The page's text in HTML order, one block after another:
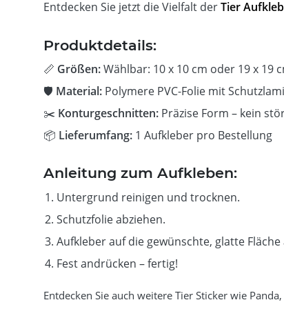
Entdecken Sie jetzt die Vielfalt derTier
Produktdetails:
📏 Größen:Wählbar: 10 x 10 cm oder 19 x 19
🛡️ Material: Polymere PVC-Folie mit
✂️ Konturgeschnitten: Präzise Form – kein
📦 Lieferumfang: 1 Aufkleber pro Bestellung
Anleitung zum Aufkleben:
Untergrund reinigen und trocknen.
Schutzfolie abziehen.
Aufkleber auf die gewünschte, glatte
Fest andrücken – fertig!
Entdecken Sie auch weitere Tier Sticker wie